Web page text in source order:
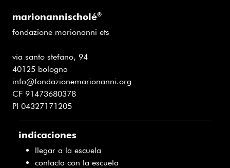
marionannischolé®
fondazione marionanni ets
via santo stefano, 94
40125 bologna
info@fondazionemarionanni.org
CF 91473680378
PI 04327171205
indicaciones
llegar a la escuela
contacta con la escuela